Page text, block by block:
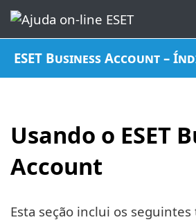
ESET Business Account –
Usando o ESET
Account
Esta seção inclui os seguintes